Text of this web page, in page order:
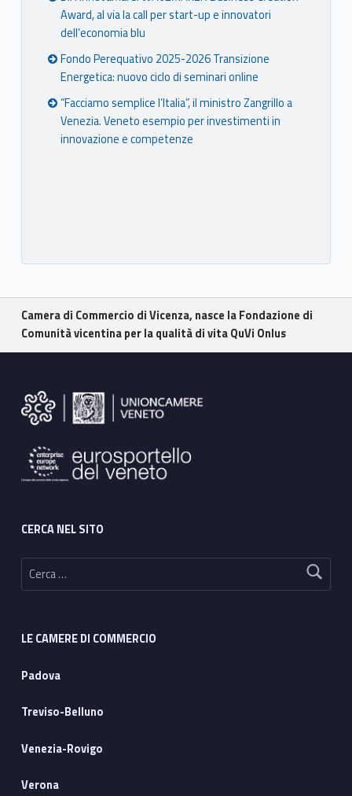
Award, al via la call per start-up e innovatori
dell’economia blu
Fondo Perequativo 2025-2026 Transizione
Energetica: nuovo ciclo di seminari online
“Facciamo semplice l’Italia”, il ministro Zangrillo a
Venezia. Veneto esempio per investimenti in
innovazione e competenze
Breadcrumbs navigation
Camera di Commercio di Vicenza, nasce la Fondazione di
Comunità vicentina per la qualità di vita QuVi Onlus
CERCA NEL SITO
Ricerca per:
LE CAMERE DI COMMERCIO
Padova
Treviso-Belluno
Venezia-Rovigo
Verona